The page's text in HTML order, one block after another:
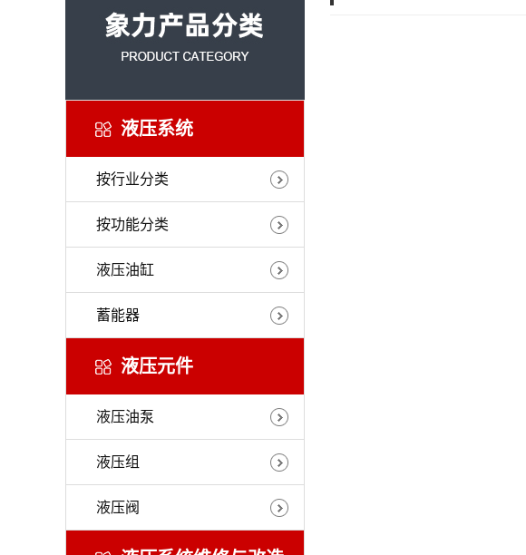
液压系统
按行业分类
按功能分类
液压油缸
蓄能器
液压元件
液压油泵
液压组
液压阀